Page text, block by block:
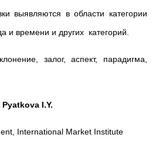
выявляются в области категории
и времени и других категорий.
залог, аспект, парадигма,
Pyatkova I.Y.
International Market Institute